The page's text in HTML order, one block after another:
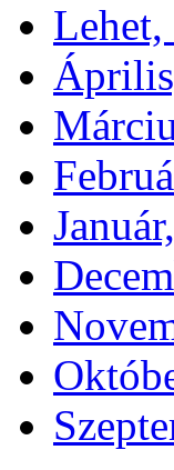
Lehet,